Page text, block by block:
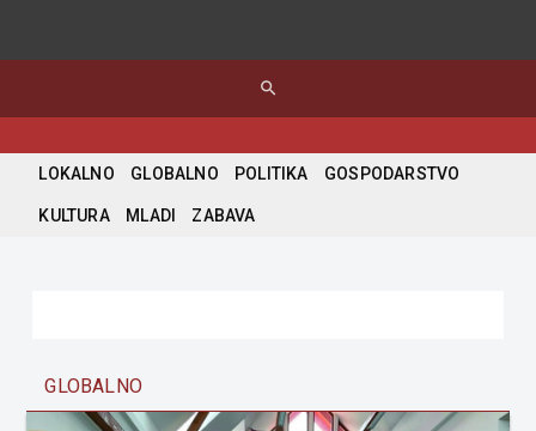
search
LOKALNO GLOBALNO POLITIKA GOSPODARSTVO
KULTURA MLADI ZABAVA
GLOBALNO